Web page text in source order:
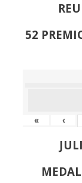
52
« ‹